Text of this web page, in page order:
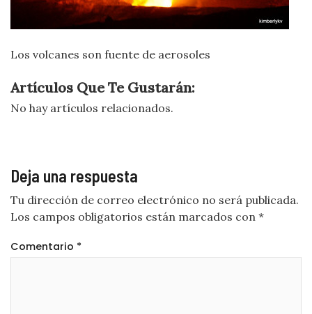
Los volcanes son fuente de aerosoles
Artículos Que Te Gustarán:
No hay artículos relacionados.
Deja una respuesta
Tu dirección de correo electrónico no será publicada.
Los campos obligatorios están marcados con *
Comentario *